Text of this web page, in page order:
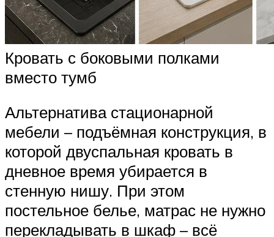
Кровать с боковыми полками
вместо тумб
Альтернатива стационарной
мебели – подъёмная конструкция, в
которой двуспальная кровать в
дневное время убирается в
стенную нишу. При этом
постельное белье, матрас не нужно
перекладывать в шкаф – всё